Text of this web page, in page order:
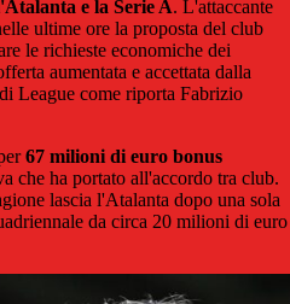
e la Serie A. L'attaccante
ultime ore la proposta del club
le richieste economiche dei
aumentata e accettata dalla
League come riporta Fabrizio
67 milioni di euro bonus
che ha portato all'accordo tra club.
lascia l'Atalanta dopo una sola
da circa 20 milioni di euro